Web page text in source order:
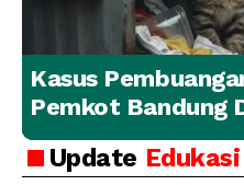
Kasus
Pemkot Bandung
Penanganan
Bertanggung
Update Edukasi